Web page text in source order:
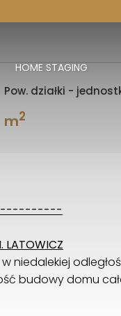
HOME STAGING
Pow. działki -
m2
LATOWICZ
niedalekiej
budowy domu